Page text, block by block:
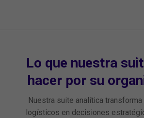
Lo que nuestra
hacer por su
Nuestra suite analítica
logísticos en decisiones